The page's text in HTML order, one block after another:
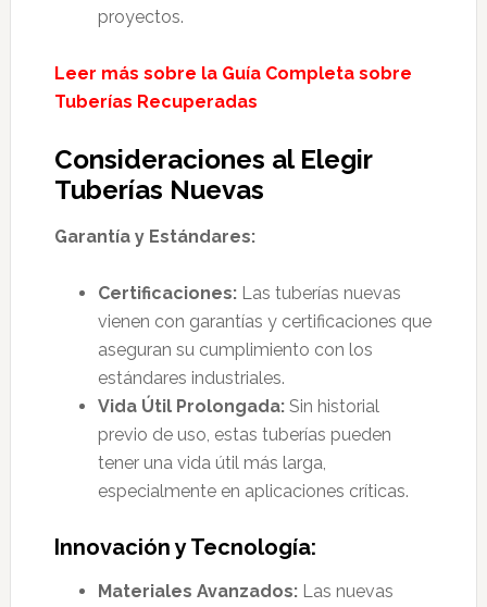
proyectos.
Leer más sobre la Guía Completa sobre
Tuberías Recuperadas
Consideraciones al Elegir
Tuberías Nuevas
Garantía y Estándares:
Certificaciones:Las tuberías nuevas
vienen con garantías y certificaciones que
aseguran su cumplimiento con los
estándares industriales.
Vida Útil Prolongada:Sin historial
previo de uso, estas tuberías pueden
tener una vida útil más larga,
especialmente en aplicaciones críticas.
Innovación y Tecnología:
Materiales Avanzados:Las nuevas